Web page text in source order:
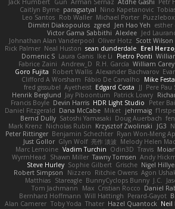
Jack Humbert Gun Arman Sernaz Atdhe Gashi Petr
Caitlyn Byrne paragsatyal Nino Kapetanovic
Leo Santos Rob Waller Michael Porter
Dimitri Diakopoulos zgred Jen Hao Yeh esther
Victor Gama Sabbithi Alexlee Jed
Johnathan Alan Vanderpool Oliver Hotz Scott Wilson
Rick Palmer Neal Huston sean dunderdale Erel
Domenic S Laura Ganis Ike Li Pietro Ponti
Fabrice Zaini Andrew_D R.H. García William Carey
Goro Fujita Robert Wallis Alexander Bachvarov
Clifford A Worsham Fábio De Carvalho Mike Festa
fred gissubel Ayetheist Edgard Costa JJ Pere Pau
Henrik Berglund Jay Piboontum Patrick Lowry
Francis Boyle Devin Harris HDR Light Studio Peter
Daniel Fitzgerald Dana McCabe Miket jehrmaig
Bernd Dully Satoshi Yamasaki Doug Auerbach
Mark Krenz Nicholas Rubin Krzysztof Zwolinski JG3
Peter Rittinger Benjamin Schechter Ryan Won-Meng
Just Gollor Glyn Wolf 亮作 淡波 Melody Helen
Marc Lemoine Vadim Turchin Odin3D Travis
WyrmHead
Shawn Miller Tawny Tomsen Andy
Steve Hurley Sophie Gilbert Grische Nigel
Robert Simpson
Nizzero Ritchie Owens Agon
Matthias Stareagle BunnyCyclops Bunny J.C.
Tom Jachmann
Max Cristian Rocco Daniel
Bernhard Hoffmann Will Hattingh Perard-Gayot
Alan Camerer Toby Yoda Thater Hazel Quantock Neil